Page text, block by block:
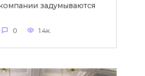
задумываются
0 1.4к.